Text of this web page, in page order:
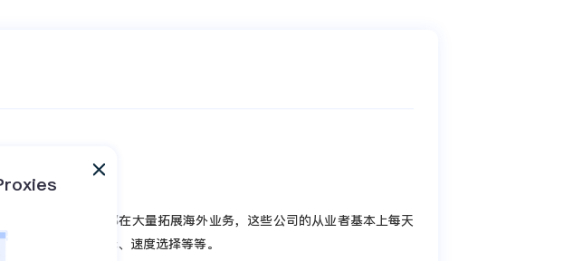
商，新媒体行业都在大量拓展海外业务，这些公司的从业者基本上每天
的选择，IP池选择、速度选择等等。